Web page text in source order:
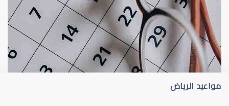
أسباب الماء الماء الأزرق
مواعيد الرياض